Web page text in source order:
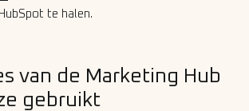
te halen.
van de Marketing Hub
gebruikt